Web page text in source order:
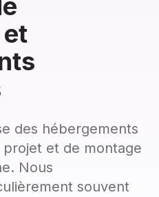
des hébergements
et de montage
Nous
souvent